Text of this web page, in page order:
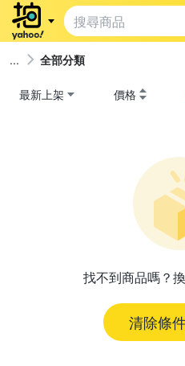
全部分類
最新上架 價格
找不到商品嗎？
清除條